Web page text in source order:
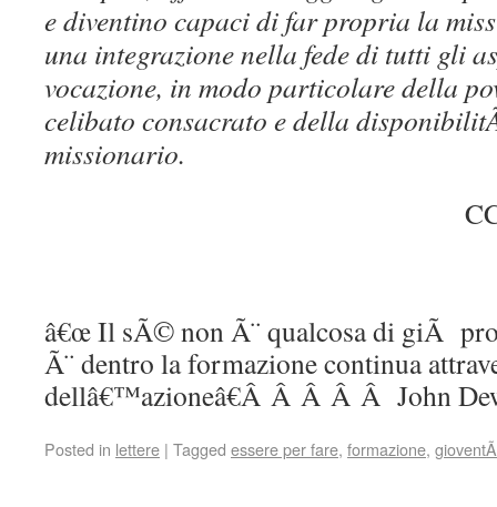
e diventino capaci di far propria la
una integrazione nella fede di tutti gli
vocazione, in modo particolare della
celibato consacrato e della
missionario.
â€œ Il sÃ© non Ã¨ qualcosa di giÃ
Ã¨ dentro la formazione continua
dellâ€™azioneâ€Â Â Â Â Â John
Posted in lettere | Tagged essere per fare, formazione,